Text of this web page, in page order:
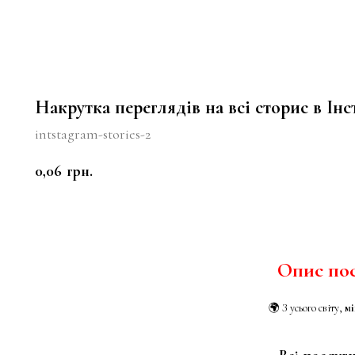
Накрутка переглядів на всі сторис в
intstagram-stories-2
0,06 грн.
Опис
🌍 З усього світу,